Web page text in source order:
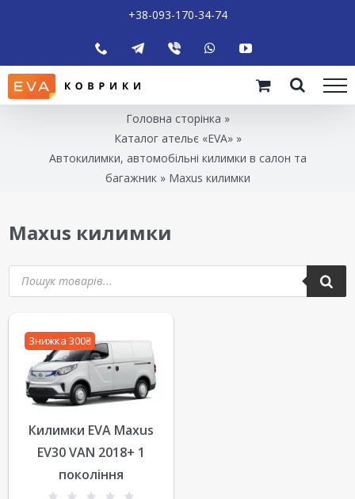
+38-093-170-34-74
Головна сторінка »
Каталог ательє «EVA»»
Автокилимки, автомобільні килимки в салон та
багажник » Maxus килимки
Maxus килимки
Знижка 300₴
Килимки EVA Maxus
EV30 VAN 2018+ 1
покоління